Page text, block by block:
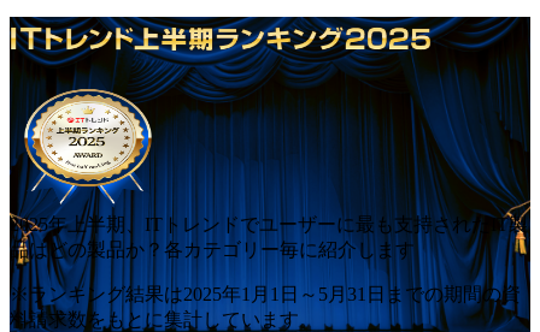
2025年上半期
、ITトレンドでユーザーに最も支持されたIT製
品はどの製品か？各カテゴリー毎に紹介します
※ランキング結果は2025年1月1日～5月31日 までの期間の資
料請求数をもとに集計しています。